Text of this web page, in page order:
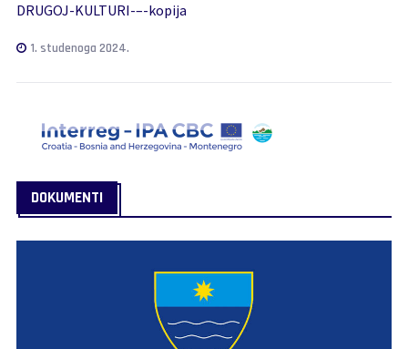
DRUGOJ-KULTURI-–-kopija
1. studenoga 2024.
DOKUMENTI